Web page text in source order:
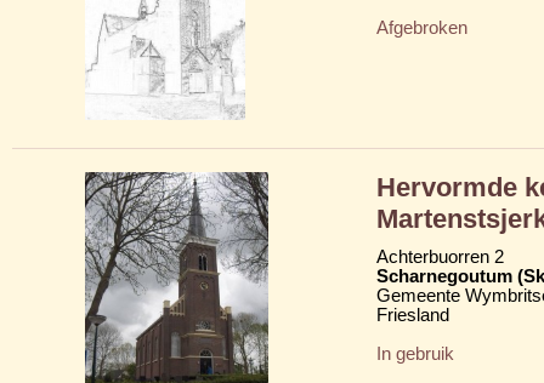
Afgebroken
Hervormde
Achterbuorren 2
Scharnegoutum
Gemeente
Friesland
In gebruik